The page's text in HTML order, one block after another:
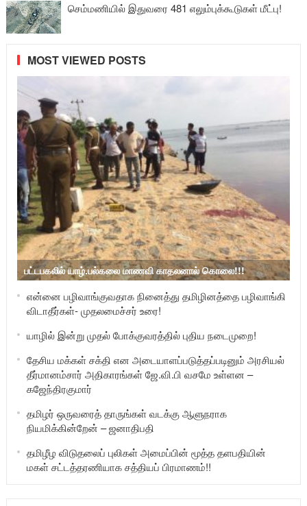
செம்மணியில் இதுவரை 481 எலும்புக்கூடுகள் மீட்பு!
MOST VIEWED POSTS
பட்டபகலில் யாழ்.பல்கலை மாணவி காதலனால் கொலை!!!
என்னை பழிவாங்குவதாக நினைத்து தமிழினத்தை பழிவாங்கி
விடாதீர்கள்- முதலமைச்சர் உரை!
யாழில் இன்று முதல் போக்குவரத்தில் புதிய நடைமுறை!
தேசிய மக்கள் சக்தி என அடையாளப்படுத்தப்படினும் அரசியல்
தீர்மானம்சார் அதிகாரங்கள் ஜே.வி.பி வசமே உள்ளன –
கஜேந்திரகுமார்
தமிழர் ஒருவரைத் தாருங்கள் வடக்கு ஆளுநராக
நியமிக்கின்றேன் – ஜனாதிபதி
தமிழீழ விடுதலைப் புலிகள் அமைப்பின் மூத்த தளபதியின்
மகள் சட்டத்தரணியாக சத்தியப் பிரமாணம்!!